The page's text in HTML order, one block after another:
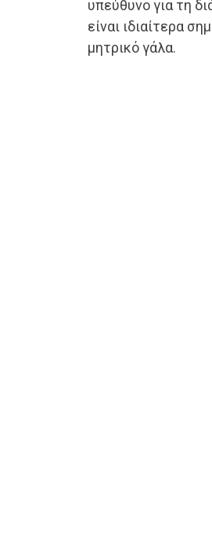
υπεύθυνο για τη
είναι ιδιαίτερα
μητρικό γάλα.